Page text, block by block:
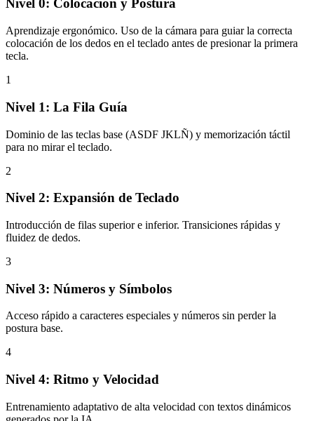
Nivel 0: Colocación y Postura
Aprendizaje ergonómico. Uso de la cámara para guiar la correcta
colocación de los dedos en el teclado antes de presionar la primera
tecla.
1
Nivel 1: La Fila Guía
Dominio de las teclas base (ASDF JKLÑ) y memorización táctil
para no mirar el teclado.
2
Nivel 2: Expansión de Teclado
Introducción de filas superior e inferior. Transiciones rápidas y
fluidez de dedos.
3
Nivel 3: Números y Símbolos
Acceso rápido a caracteres especiales y números sin perder la
postura base.
4
Nivel 4: Ritmo y Velocidad
Entrenamiento adaptativo de alta velocidad con textos dinámicos